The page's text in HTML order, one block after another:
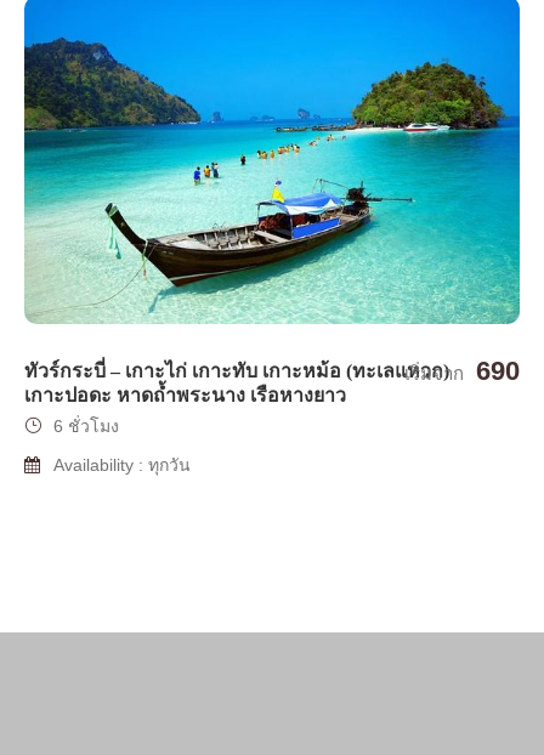
ทัวร์กระบี่ – เกาะไก่ เกาะทับ เกาะหม้อ (ทะเลแหวก)
เกาะปอดะ หาดถ้ำพระนาง เรือหางยาว
เริ่มจาก 690
6 ชั่วโมง
Availability : ทุกวัน